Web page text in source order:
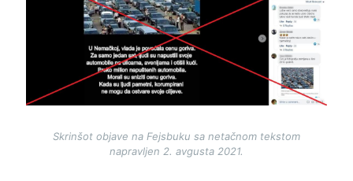
Skrinšot objave na Fejsbuku sa netačnom tekstom
napravljen 2. avgusta 2021.